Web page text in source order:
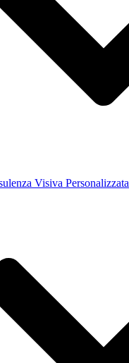
Visiva Personalizzata